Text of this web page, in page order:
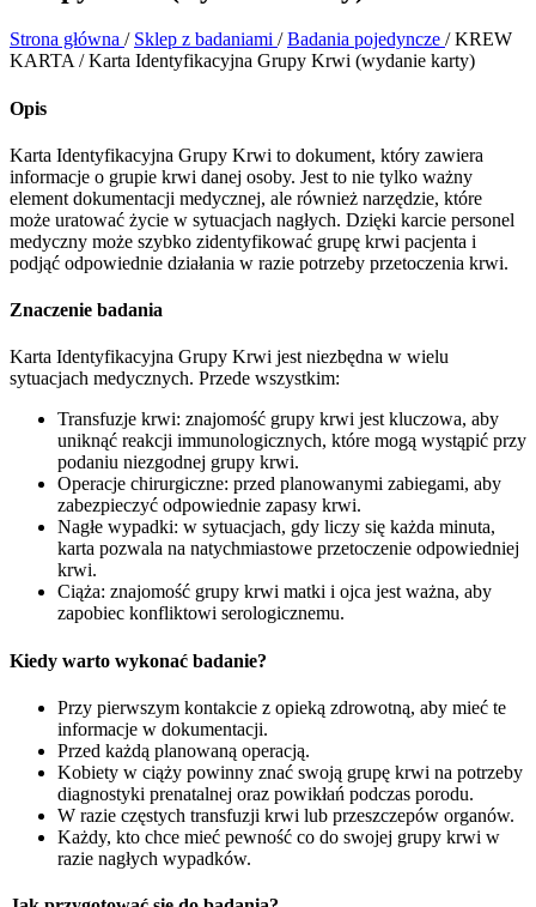
Strona główna / Sklep z badaniami / Badania pojedyncze / KREW
KARTA / Karta Identyfikacyjna Grupy Krwi (wydanie karty)
Opis
Karta Identyfikacyjna Grupy Krwi to dokument, który zawiera
informacje o grupie krwi danej osoby. Jest to nie tylko ważny
element dokumentacji medycznej, ale również narzędzie, które
może uratować życie w sytuacjach nagłych. Dzięki karcie personel
medyczny może szybko zidentyfikować grupę krwi pacjenta i
podjąć odpowiednie działania w razie potrzeby przetoczenia krwi.
Znaczenie badania
Karta Identyfikacyjna Grupy Krwi jest niezbędna w wielu
sytuacjach medycznych. Przede wszystkim:
Transfuzje krwi: znajomość grupy krwi jest kluczowa, aby
uniknąć reakcji immunologicznych, które mogą wystąpić przy
podaniu niezgodnej grupy krwi.
Operacje chirurgiczne: przed planowanymi zabiegami, aby
zabezpieczyć odpowiednie zapasy krwi.
Nagłe wypadki: w sytuacjach, gdy liczy się każda minuta,
karta pozwala na natychmiastowe przetoczenie odpowiedniej
krwi.
Ciąża: znajomość grupy krwi matki i ojca jest ważna, aby
zapobiec konfliktowi serologicznemu.
Kiedy warto wykonać badanie?
Przy pierwszym kontakcie z opieką zdrowotną, aby mieć te
informacje w dokumentacji.
Przed każdą planowaną operacją.
Kobiety w ciąży powinny znać swoją grupę krwi na potrzeby
diagnostyki prenatalnej oraz powikłań podczas porodu.
W razie częstych transfuzji krwi lub przeszczepów organów.
Każdy, kto chce mieć pewność co do swojej grupy krwi w
razie nagłych wypadków.